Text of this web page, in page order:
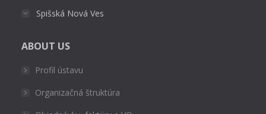
Spišská Nová Ves
ABOUT US
Profil ústavu
Organizačná štruktúra